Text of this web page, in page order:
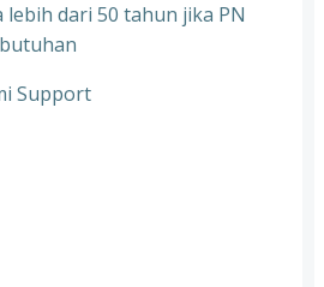
lebih dari 50 tahun jika PN
Support